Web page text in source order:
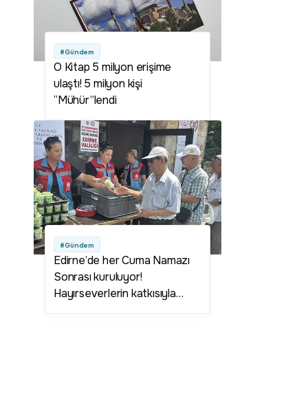
#Gündem
O Kitap 5 milyon erişime
ulaştı! 5 milyon kişi
“Mühür”lendi
#Gündem
Edirne’de her Cuma Namazı
Sonrası kuruluyor!
Hayırseverlerin katkısıyla